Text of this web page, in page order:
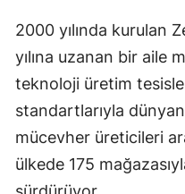
2000 yılında kurulan
yılına uzanan bir aile
teknoloji üretim
standartlarıyla
mücevher üreticileri
ülkede 175